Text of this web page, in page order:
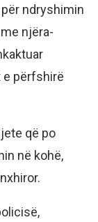
ndryshimin
njëra-
e përfshirë
që po
në kohë,